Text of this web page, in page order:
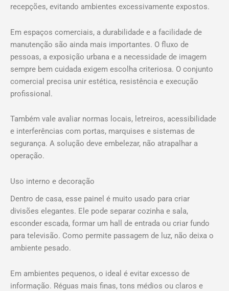
recepções, evitando ambientes excessivamente expostos.
Em espaços comerciais, a durabilidade e a facilidade de
manutenção são ainda mais importantes. O fluxo de
pessoas, a exposição urbana e a necessidade de imagem
sempre bem cuidada exigem escolha criteriosa. O conjunto
comercial precisa unir estética, resistência e execução
profissional.
Também vale avaliar normas locais, letreiros, acessibilidade
e interferências com portas, marquises e sistemas de
segurança. A solução deve embelezar, não atrapalhar a
operação.
Uso interno e decoração
Dentro de casa, esse painel é muito usado para criar
divisões elegantes. Ele pode separar cozinha e sala,
esconder escada, formar um hall de entrada ou criar fundo
para televisão. Como permite passagem de luz, não deixa o
ambiente pesado.
Em ambientes pequenos, o ideal é evitar excesso de
informação. Réguas mais finas, tons médios ou claros e